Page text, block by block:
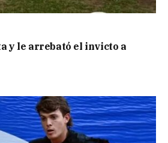
y le arrebató el invicto a